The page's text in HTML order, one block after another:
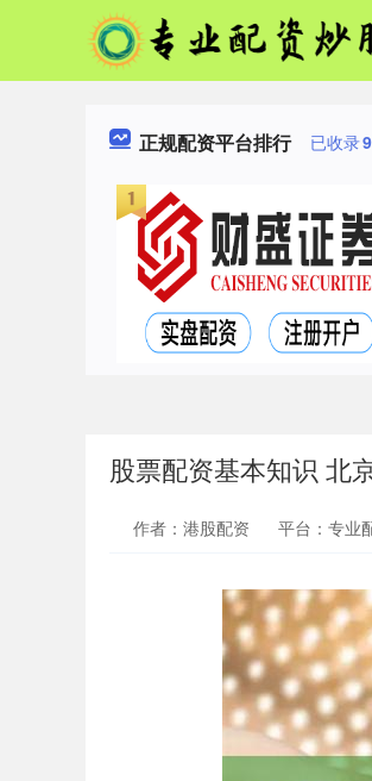
正规配资平台排行 已收录
股票配资基本知识 北
作者：港股配资 平台：专业